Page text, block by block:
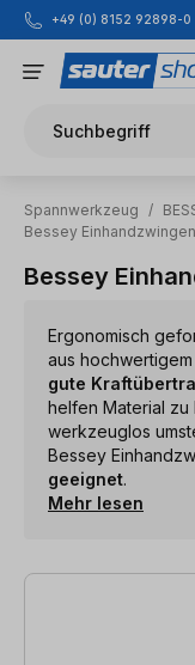
Zum Hauptinhalt
+49 (0) 8152 92898-0
Suchbegriff
Spannwerkzeug /
Bessey Einhandzwingen
Bessey
Ergonomisch
aus
gute
helfen Material zu
werkzeuglos
Bessey
geeignet.
Mehr lesen
7 Artikel gefunden